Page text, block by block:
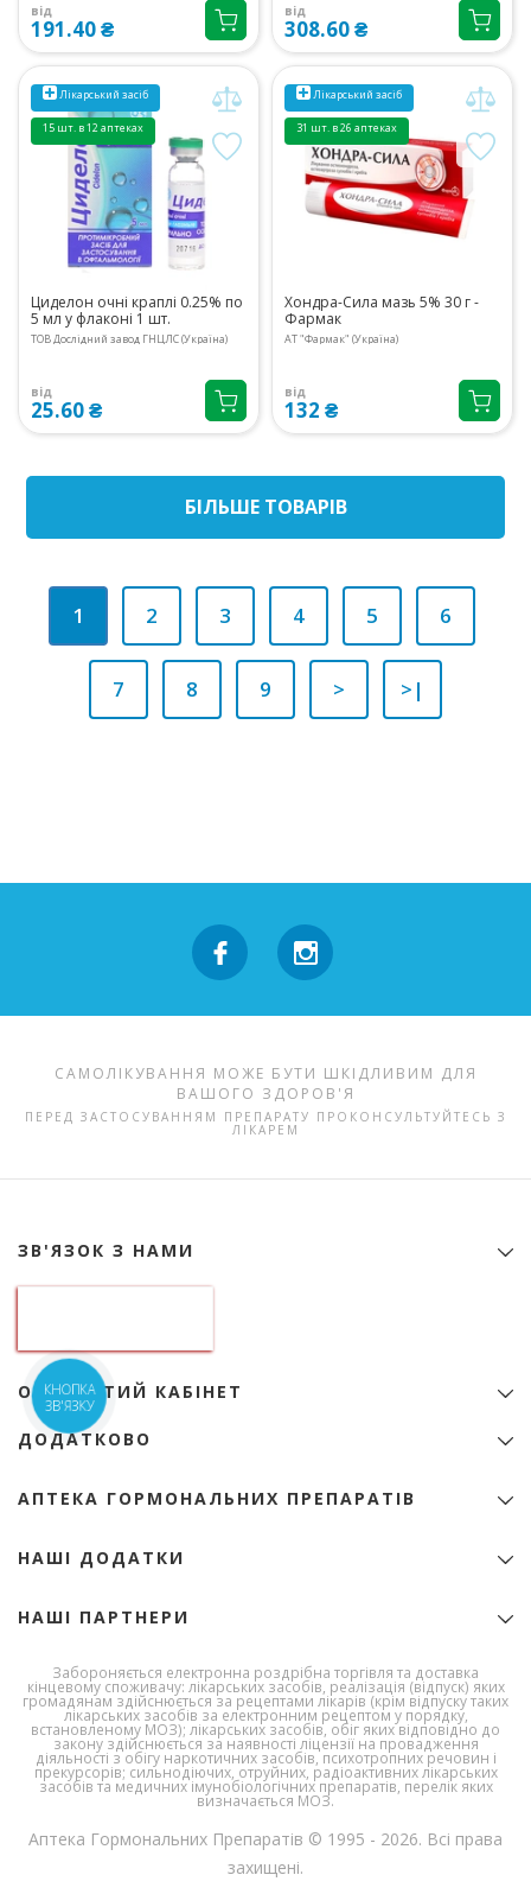
від
191.40 ₴
від
308.60 ₴
Лікарський засіб
15 шт. в 12 аптеках
Циделон очні краплі 0.25% по
5 мл у флаконі 1 шт.
ТОВ Дослідний завод ГНЦЛС (Україна)
від
25.60 ₴
Лікарський засіб
31 шт. в 26 аптеках
Хондра-Сила мазь 5% 30 г -
Фармак
АТ "Фармак" (Україна)
від
132 ₴
БIЛЬШЕ ТОВАРIВ
1 2 3 4 5 6
7 8 9 > >|
САМОЛІКУВАННЯ МОЖЕ БУТИ ШКІДЛИВИМ ДЛЯ
ВАШОГО ЗДОРОВ'Я
ПЕРЕД ЗАСТОСУВАННЯМ ПРЕПАРАТУ ПРОКОНСУЛЬТУЙТЕСЬ З
ЛІКАРЕМ
ЗВ'ЯЗОК З НАМИ
Контактна інформація
б-р Лесі Українки, 9
ідентифікаційний код 22974151
+38 (068) 345-01-31
zakaz@e-apteka.com.ua
Мережа аптек на мапі
ОСОБИСТИЙ КАБІНЕТ
Особистий Кабінет
Закладки
ДОДАТКОВО
Акції
Ліки за алфавітом
Корисна інформація
АПТЕКА ГОРМОНАЛЬНИХ ПРЕПАРАТІВ
Сертифікати
Полiтика конфiденцiйностi
Умови використання сайту
Про Компанію
Політика повернення
Політика якості
Робота в компанії
НАШІ ДОДАТКИ
НАШІ ПАРТНЕРИ
України з
лікарських
засобів та
контролю за
наркотиками
Забороняється електронна роздрібна торгівля та доставка
кінцевому споживачу: лікарських засобів, реалізація (відпуск) яких
громадянам здійснюється за рецептами лікарів (крім відпуску таких
лікарських засобів за електронним рецептом у порядку,
встановленому МОЗ); лікарських засобів, обіг яких відповідно до
закону здійснюється за наявності ліцензії на провадження
діяльності з обігу наркотичних засобів, психотропних речовин і
прекурсорів; сильнодіючих, отруйних, радіоактивних лікарських
засобів та медичних імунобіологічних препаратів, перелік яких
визначається МОЗ.
Аптека Гормональних Препаратів © 1995 - 2026. Всі права
захищені.
КНОПКА
ЗВ'ЯЗКУ